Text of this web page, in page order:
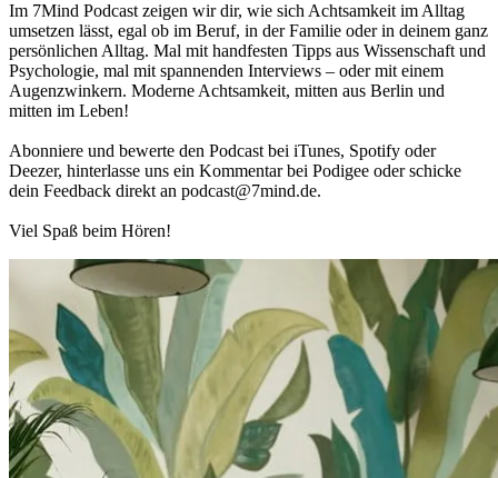
Im 7Mind Pod­cast zeigen wir dir, wie sich Acht­sam­keit im Alltag
umset­zen lässt, egal ob im Beruf, in der Fami­lie oder in deinem ganz
per­sön­li­chen Alltag. Mal mit hand­fes­ten Tipps aus Wis­sen­schaft und
Psy­cho­lo­gie, mal mit spannenden Interviews – oder mit einem
Augen­zwin­kern. Moderne Acht­sam­keit, mitten aus Berlin und
mitten im Leben!
Abon­niere und bewerte den Pod­cast bei iTunes, Spo­tify oder
Deezer, hin­ter­lasse uns ein Kom­men­tar bei Podigee oder schi­cke
dein Feed­back direkt an podcast@​7​mind.​de.
Viel Spaß beim Hören!